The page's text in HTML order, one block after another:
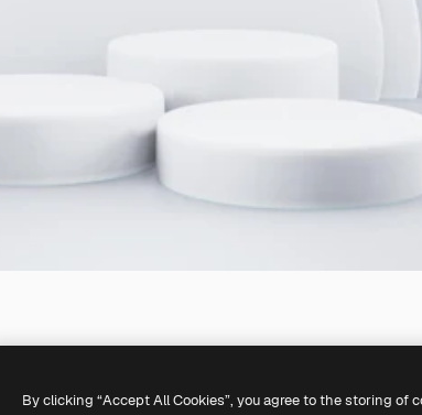
By clicking “Accept All Cookies”, you agree to the storing of